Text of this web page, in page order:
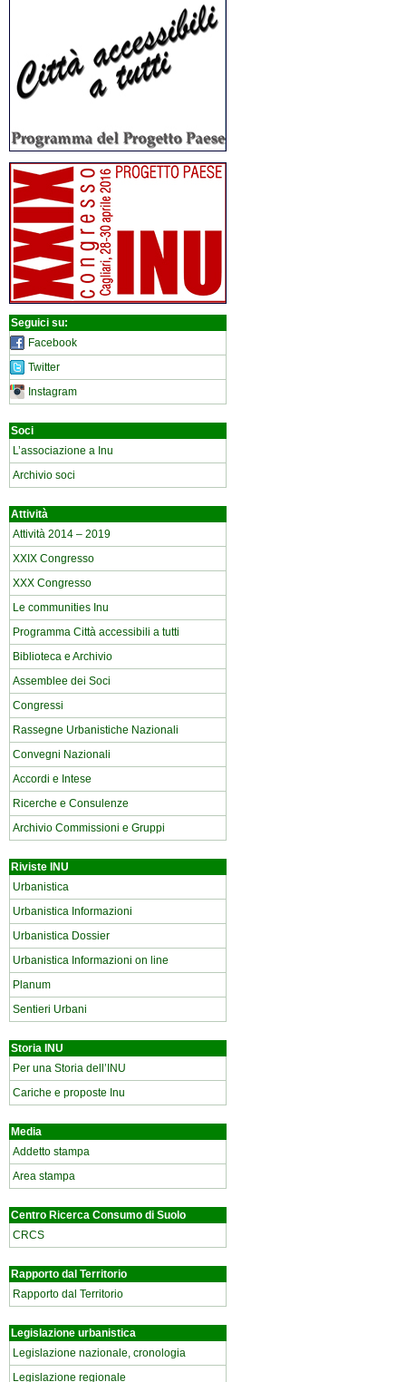
Seguici su:
Facebook
Twitter
Instagram
Soci
L’associazione a Inu
Archivio soci
Attività
Attività 2014 – 2019
XXIX Congresso
XXX Congresso
Le communities Inu
Programma Città accessibili a tutti
Biblioteca e Archivio
Assemblee dei Soci
Congressi
Rassegne Urbanistiche Nazionali
Convegni Nazionali
Accordi e Intese
Ricerche e Consulenze
Archivio Commissioni e Gruppi
Riviste INU
Urbanistica
Urbanistica Informazioni
Urbanistica Dossier
Urbanistica Informazioni on line
Planum
Sentieri Urbani
Storia INU
Per una Storia dell’INU
Cariche e proposte Inu
Media
Addetto stampa
Area stampa
Centro Ricerca Consumo di Suolo
CRCS
Rapporto dal Territorio
Rapporto dal Territorio
Legislazione urbanistica
Legislazione nazionale, cronologia
Legislazione regionale